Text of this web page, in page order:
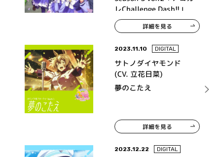
レChallenge Dash!!」
詳細を見る
2023.11.10 DIGITAL
サトノダイヤモンド
(CV. 立花日菜)
夢のこたえ
詳細を見る
2023.12.22 DIGITAL